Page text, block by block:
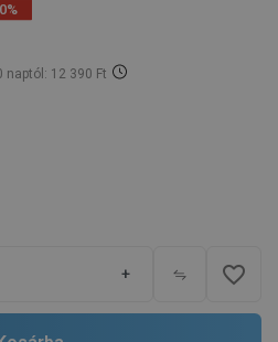
12 390 Ft
+ favorite_border